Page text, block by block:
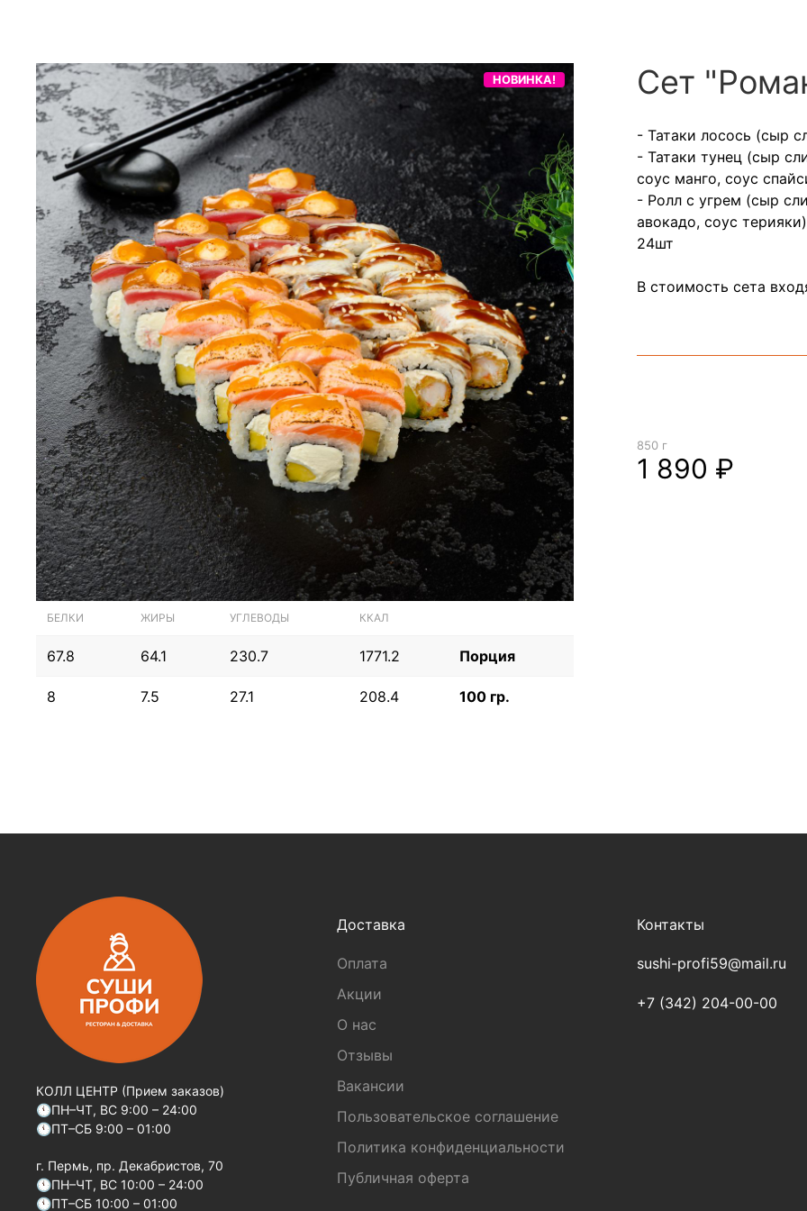
НОВИНКА!
БЕЛКИ ЖИРЫ УГЛЕВОДЫ ККАЛ
67.8 64.1 230.7 1771.2 Порция
8 7.5 27.1 208.4 100 гр.
Сет
- Татаки лосось (сыр
- Татаки тунец (сыр
соус манго, соус
- Ролл с угрем (сыр
авокадо, соус терияки)
24шт
В стоимость сета
850 г
1 890 ₽
КОЛЛ ЦЕНТР (Прием заказов)
🕚ПН–ЧТ, ВС 9:00 – 24:00
🕚ПТ–СБ 9:00 – 01:00
г. Пермь, пр. Декабристов, 70
🕚ПН–ЧТ, ВС 10:00 – 24:00
🕚ПТ–СБ 10:00 – 01:00
Доставка
Оплата
Акции
О нас
Отзывы
Вакансии
Пользовательское соглашение
Политика конфиденциальности
Публичная оферта
Контакты
sushi-profi59@mail.ru
+7 (342) 204-00-00